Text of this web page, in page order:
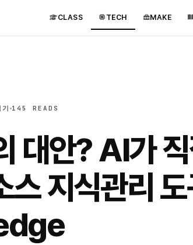
CLASS TECH MAKE
145 READS
대안? AI가
스 지식관리